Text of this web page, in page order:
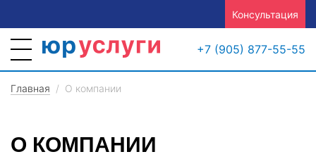
Консультация
+7 (905) 877-55-55
Главная О компании
О КОМПАНИИ